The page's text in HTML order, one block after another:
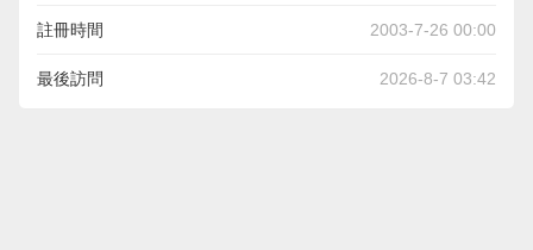
註冊時間 2003-7-26 00:00
最後訪問 2026-8-7 03:42